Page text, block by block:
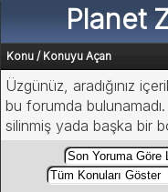
Planet
Konu / Konuyu Açan
Üzgünüz, aradığınız
bu forumda
silinmiş yada başka bir